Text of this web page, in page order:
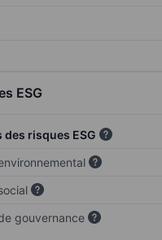
ESG
des risques ESG
gouvernance